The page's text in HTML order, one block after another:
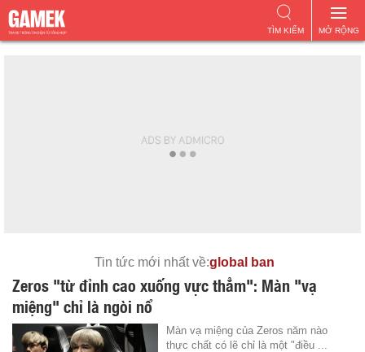
MỞ RỘNG
TÌM KIẾM
Tin tức mới nhất về:global ban
Zeros "từ đỉnh cao xuống vực thẳm": Màn "vạ
miệng" chỉ là ngòi nổ
Màn vạ miệng của Zeros năm nào
thực chất có lẽ chỉ là một "điều ...